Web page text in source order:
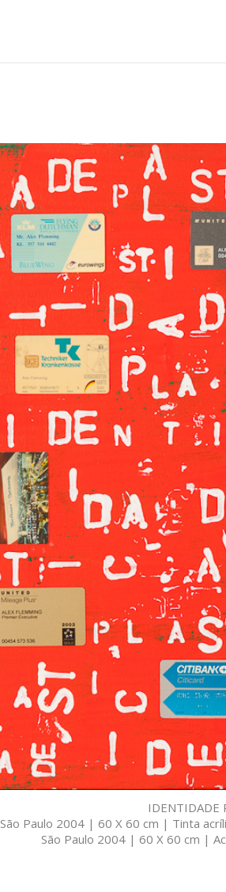
IDENTIDADE
São Paulo 2004 | 60 X 60 cm | Tinta
São Paulo 2004 | 60 X 60 cm |